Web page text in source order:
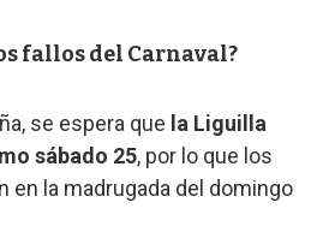
fallos del Carnaval?
se espera que la Liguilla
sábado 25, por lo que los
en la madrugada del domingo